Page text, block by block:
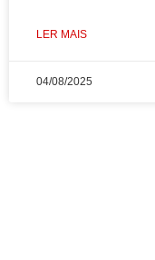
LER MAIS
04/08/2025